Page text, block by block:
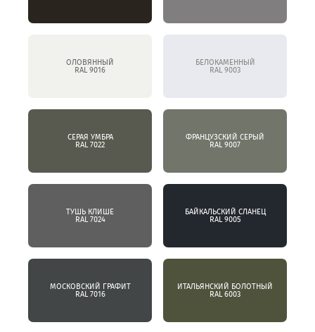
ОЛОВЯННЫЙ
RAL 9016
БЕЛОКАМЕННЫЙ
RAL 9003
СЕРАЯ УМБРА
RAL 7022
ФРАНЦУЗСКИЙ СЕРЫЙ
RAL 9007
ТУШЬ КЛИШЕ
RAL 7024
БАЙКАЛЬСКИЙ СЛАНЕЦ
RAL 9005
МОСКОВСКИЙ ГРАФИТ
RAL 7016
ИТАЛЬЯНСКИЙ БОЛОТНЫЙ
RAL 6003